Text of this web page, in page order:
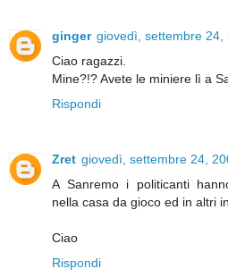
ginger giovedì, settembre 24,
Ciao ragazzi.
Mine?!? Avete le miniere lì a
Rispondi
Zret giovedì, settembre 24,
A Sanremo i politicanti
nella casa da gioco ed in altri
Ciao
Rispondi